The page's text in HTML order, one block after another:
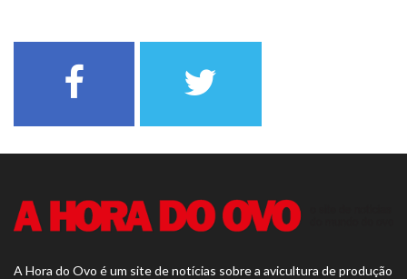
A Hora do Ovo é um site de notícias sobre a avicultura de produção